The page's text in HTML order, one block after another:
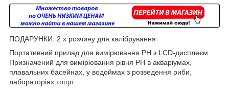
ПОДАРУНКИ: 2 х розчину для калібрування
Портативний прилад для вимірювання PH з LCD-дисплеєм.
Призначений для вимірювання рівня РН в акваріумах,
плавальних басейнах, у водоймах з розведення риби,
лабораторіях тощо.